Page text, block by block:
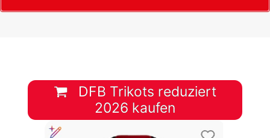
DFB Trikots reduziert
2026 kaufen